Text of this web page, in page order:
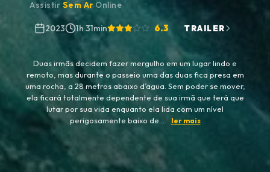
Assistir Sem Ar Online
2023 1h 31min 6.3 TRAILER
Duas irmãs decidem fazer mergulho em um lugar lindo e
remoto, mas durante o passeio uma das duas fica presa em
uma rocha, a 28 metros abaixo d’agua. Sem poder se mover,
ela ficará totalmente dependente de sua irmã que terá que
lutar por sua vida enquanto ela lida com um nível
perigosamente baixo de...
ler mais